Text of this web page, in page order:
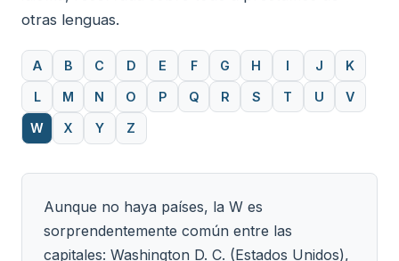
otras lenguas.
A B C D E F G H I J K
L M N O P Q R S T U V
W X Y Z
Aunque no haya países, la W es
sorprendentemente común entre las
capitales: Washington D. C. (Estados Unidos),